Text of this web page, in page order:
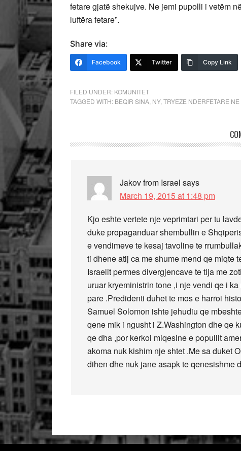
fetare gjatë shekujve. Ne jemi pupolli i vetëm
luftëra fetare”.
Share via:
Facebook Twitter Copy Link
FILED UNDER: KOMUNITET
TAGGED WITH: BEQIR SINA NY, TRYEZE NDERFETARE
Jakov from Israel says
March 19, 2015 at 1:48 pm
Kjo eshte vertete nje veprimtari per tu
duke propaganduar shembullin e
e vendimeve te kesaj tavoline te
ti dhene atij ca me shume mend qe miqte
Israelit permes divergjencave te tija me
uruar kryeministrin tone ,i nje vendi qe i
pare .Predidenti duhet te mos e harroi
Samuel Solomon ishte jehudiu qe
qene mik i ngusht i Z.Washington dhe qe
qe dha ,por kerkoi miqesine e popullit
akoma nuk kishim nje shtet .Me sa duket
dihen dhe nuk jane asapk te qenesishme